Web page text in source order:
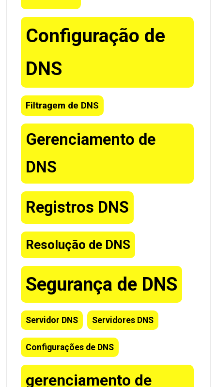
Configuração de
DNS
Filtragem de DNS
Gerenciamento de
DNS
Registros DNS
Resolução de DNS
Segurança de DNS
Servidor DNS Servidores DNS
Configurações de DNS
gerenciamento de